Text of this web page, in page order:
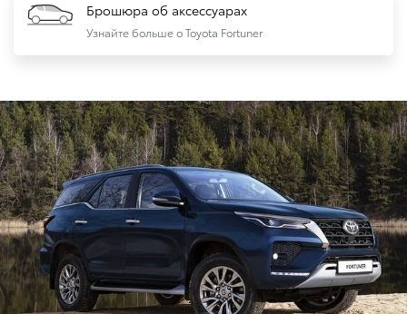
Брошюра об аксессуарах
Узнайте больше о Toyota Fortuner